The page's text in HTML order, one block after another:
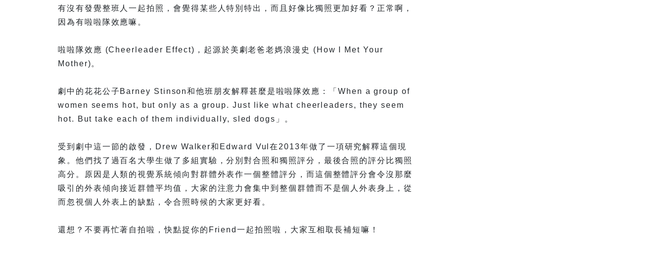
有沒有發覺整班人一起拍照，會覺得某些人特別特出，而且好像比獨照更加好看？正常啊，
因為有啦啦隊效應嘛。
啦啦隊效應 (Cheerleader Effect)，起源於美劇老爸老媽浪漫史 (How I Met Your
Mother)。
劇中的花花公子Barney Stinson和他班朋友解釋甚麼是啦啦隊效應：「When a group of
women seems hot, but only as a group. Just like what cheerleaders, they seem
hot. But take each of them individually, sled dogs」。
受到劇中這一節的啟發，Drew Walker和Edward Vul在2013年做了一項研究解釋這個現
象。他們找了過百名大學生做了多組實驗，分別對合照和獨照評分，最後合照的評分比獨照
高分。原因是人類的視覺系統傾向對群體外表作一個整體評分，而這個整體評分會令沒那麼
吸引的外表傾向接近群體平均值，大家的注意力會集中到整個群體而不是個人外表身上，從
而忽視個人外表上的缺點，令合照時候的大家更好看。
還想？不要再忙著自拍啦，快點捉你的Friend一起拍照啦，大家互相取長補短嘛！